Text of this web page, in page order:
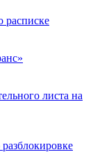
расписке
листа на